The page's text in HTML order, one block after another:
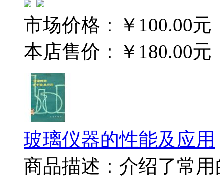
市场价格：
￥100.00元
本店售价：
￥180.00元
玻璃仪器的性能及应用
商品描述：介绍了常